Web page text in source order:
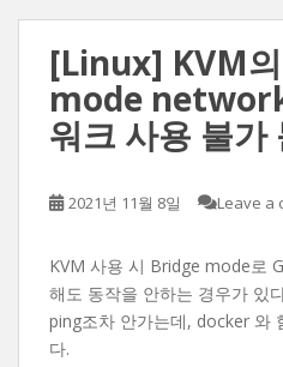
[Linux] KVM
mode
워크 사용 불가
2021년 11월 8일 Leave a
KVM 사용 시 Bridge mode로
해도 동작을 안하는 경우가 있
ping조차 안가는데, docker 와
다.